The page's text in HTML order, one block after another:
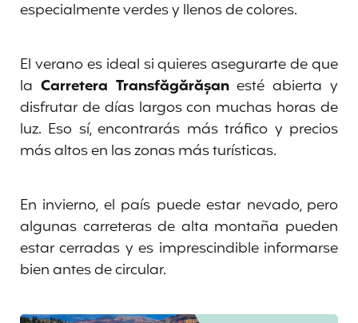
especialmente verdes y llenos de colores.
El verano es ideal si quieres asegurarte de que
la Carretera Transfăgărășanesté abierta y
disfrutar de días largos con muchas horas de
luz. Eso sí, encontrarás más tráfico y precios
más altos en las zonas más turísticas.
En invierno, el país puede estar nevado, pero
algunas carreteras de alta montaña pueden
estar cerradas y es imprescindible informarse
bien antes de circular.